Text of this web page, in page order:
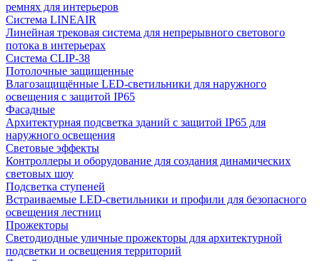
ремнях для интерьеров
Система LINEAIR
Линейная трековая система для непрерывного светового
потока в интерьерах
Система CLIP-38
Потолочные защищенные
Влагозащищённые LED-светильники для наружного
освещения с защитой IP65
Фасадные
Архитектурная подсветка зданий с защитой IP65 для
наружного освещения
Световые эффекты
Контроллеры и оборудование для создания динамических
световых шоу
Подсветка ступеней
Встраиваемые LED-светильники и профили для безопасного
освещения лестниц
Прожекторы
Светодиодные уличные прожекторы для архитектурной
подсветки и освещения территорий